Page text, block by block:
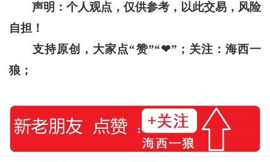
声明：个人观点，仅供参考，以此交易，风险
自担！
支持原创，大家点“赞”“❤” ；关注：海西一
狼；